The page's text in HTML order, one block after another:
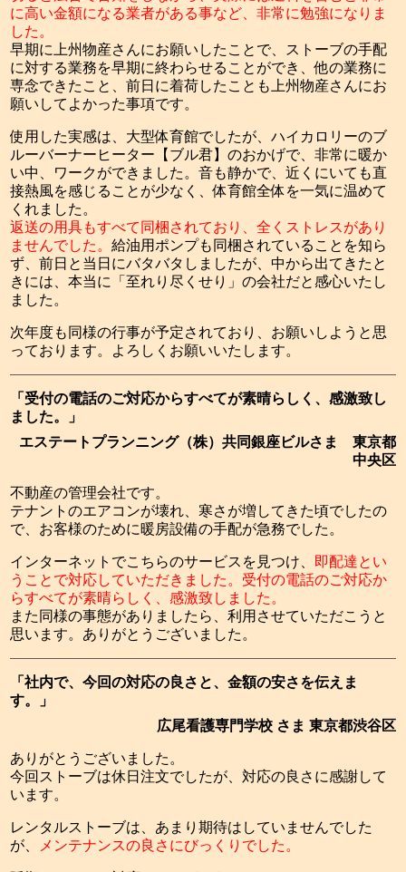
に高い金額になる業者がある事など、非常に勉強になりま
した。
早期に上州物産さんにお願いしたことで、ストーブの手配
に対する業務を早期に終わらせることができ、他の業務に
専念できたこと、前日に着荷したことも上州物産さんにお
願いしてよかった事項です。
使用した実感は、大型体育館でしたが、ハイカロリーのブ
ルーバーナーヒーター【ブル君】のおかげで、非常に暖か
い中、ワークができました。音も静かで、近くにいても直
接熱風を感じることが少なく、体育館全体を一気に温めて
くれました。
返送の用具もすべて同梱されており、全くストレスがあり
ませんでした。給油用ポンプも同梱されていることを知ら
ず、前日と当日にバタバタしましたが、中から出てきたと
きには、本当に「至れり尽くせり」の会社だと感心いたし
ました。
次年度も同様の行事が予定されており、お願いしようと思
っております。よろしくお願いいたします。
「受付の電話のご対応からすべてが素晴らしく、感激致し
ました。」
エステートプランニング（株）共同銀座ビルさま 東京都
中央区
不動産の管理会社です。
テナントのエアコンが壊れ、寒さが増してきた頃でしたの
で、お客様のために暖房設備の手配が急務でした。
インターネットでこちらのサービスを見つけ、
即配達とい
うことで対応していただきました。受付の電話のご対応か
らすべてが素晴らしく、感激致しました。
また同様の事態がありましたら、利用させていただこうと
思います。ありがとうございました。
「社内で、今回の対応の良さと、金額の安さを伝えま
す。」
広尾看護専門学校 さま 東京都渋谷区
ありがとうございました。
今回ストーブは休日注文でしたが、対応の良さに感謝して
います。
レンタルストーブは、あまり期待はしていませんでした
が、
メンテナンスの良さにびっくりでした。